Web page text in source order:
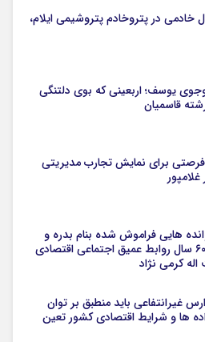
خادمی در پتروخادم پتروشیمی ایلام،
یوسف؛ اربعینی که بوی دلتنگی
فرصتی برای نمایش تجارب مدیریتی
هایی فراموش شده بنام بدره و
سربندر با ۶۰ سال روابط عمیق اجتماعی اقتصادی
کرمی نژاد
غیرانتفاعی باید منطبق بر توان
ها و شرایط اقتصادی کشور تعین